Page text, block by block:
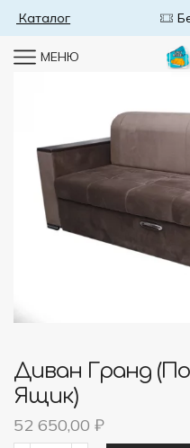
Бесплатная
МЕНЮ
Диван Гранд
Ящик)
52 650,00 ₽